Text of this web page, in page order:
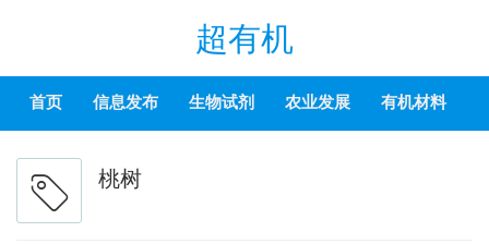
超有机
首页 信息发布 生物试剂 农业发展 有机材料
桃树